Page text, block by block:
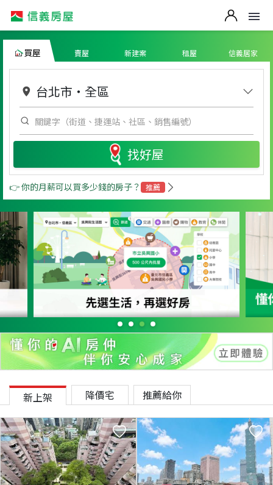
買屋 賣屋 新建案 租屋 信義居家
台北市 ・ 全區
找好屋
👉 你的月薪可以買多少錢的房子？ 推薦
新上架 降價宅 推薦給你